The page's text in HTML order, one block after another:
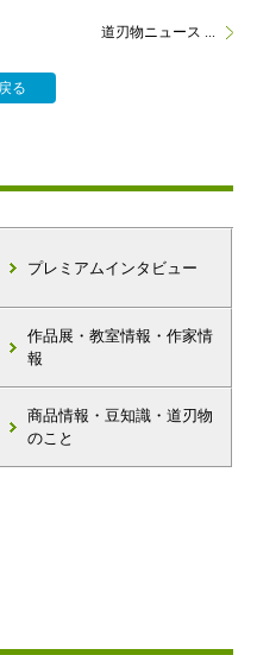
る
道刃物ニュース ...
プレミアムインタビュー
作品展・教室情報・作家情
報
商品情報・豆知識・道刃物
のこと